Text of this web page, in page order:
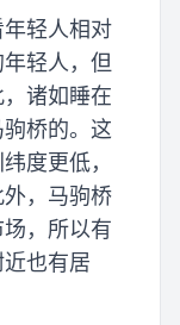
轻人相对
轻人，但
诸如睡在
桥的。这
度更低，
，马驹桥
，所以有
也有居